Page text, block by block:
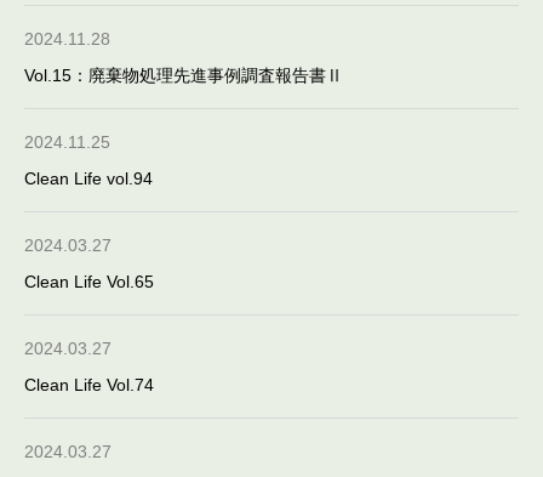
2024.11.28
Vol.15：廃棄物処理先進事例調査報告書Ⅱ
2024.11.25
Clean Life vol.94
2024.03.27
Clean Life Vol.65
2024.03.27
Clean Life Vol.74
2024.03.27